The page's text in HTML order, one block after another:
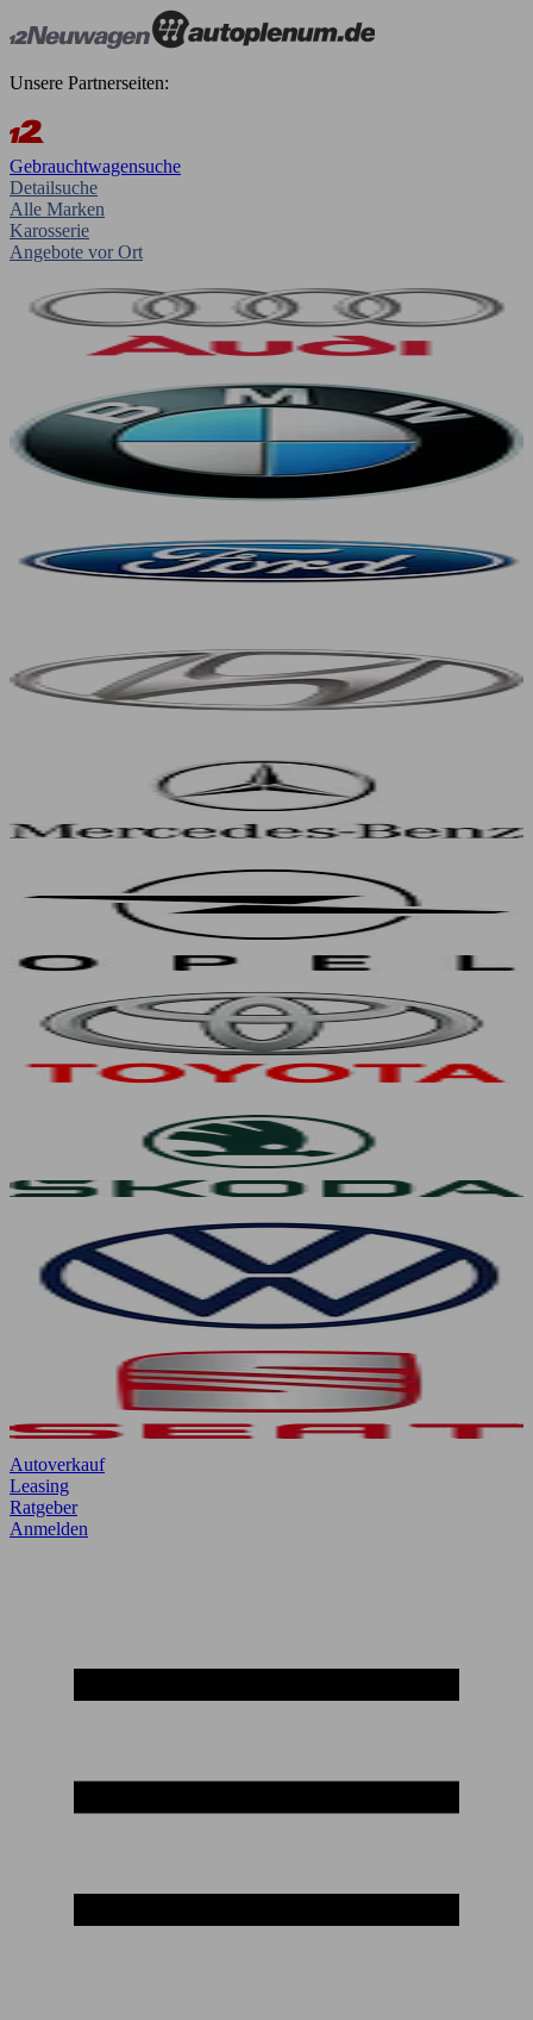
Unsere Partnerseiten:
Gebrauchtwagensuche
Detailsuche
Alle Marken
Karosserie
Angebote vor Ort
Autoverkauf
Leasing
Ratgeber
Anmelden